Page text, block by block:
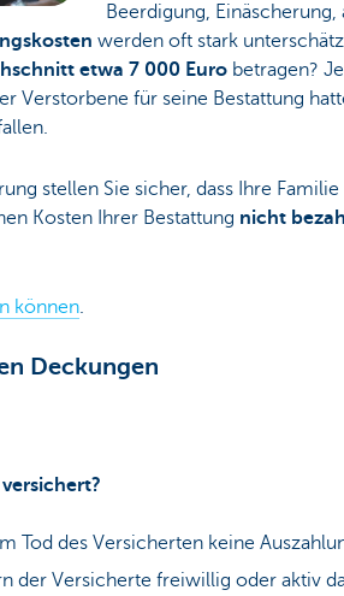
Beerdigung, Einäscherung,
werden oft stark
etwa 7 000 Eurobetragen? Je
Verstorbene für seine Bestattung
stellen Sie sicher, dass Ihre
Kosten Ihrer Bestattung nicht
können.
Deckungen
Tod des Versicherten keine
der Versicherte freiwillig oder aktiv